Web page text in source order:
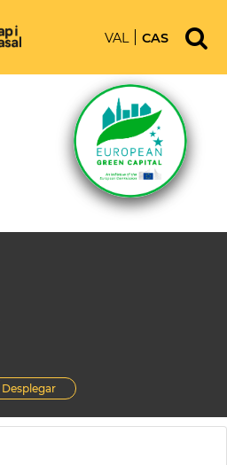
VAL CAS
Desplegar